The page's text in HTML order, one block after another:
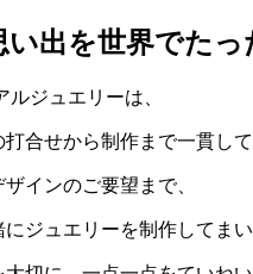
い出を世界でた
ルジュエリーは、
合せから制作まで一貫し
インのご要望まで、
ジュエリーを制作してま